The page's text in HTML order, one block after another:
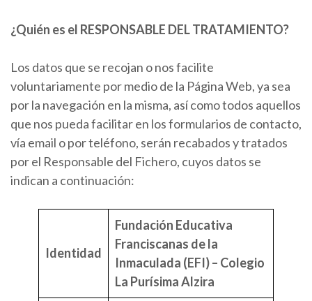
¿Quién es el RESPONSABLE DEL TRATAMIENTO?
Los datos que se recojan o nos facilite
voluntariamente por medio de la Página Web, ya sea
por la navegación en la misma, así como todos aquellos
que nos pueda facilitar en los formularios de contacto,
vía email o por teléfono, serán recabados y tratados
por el Responsable del Fichero, cuyos datos se
indican a continuación:
Identidad
Fundación Educativa
Franciscanas de la
Inmaculada (EFI) – Colegio
La Purísima Alzira